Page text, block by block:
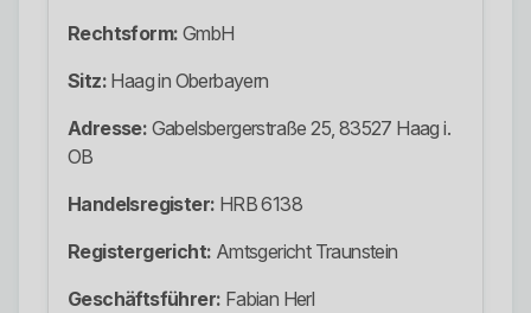
Rechtsform: GmbH
Sitz: Haag in Oberbayern
Adresse: Gabelsbergerstraße 25, 83527 Haag i.
OB
Handelsregister: HRB 6138
Registergericht: Amtsgericht Traunstein
Geschäftsführer: Fabian Herl